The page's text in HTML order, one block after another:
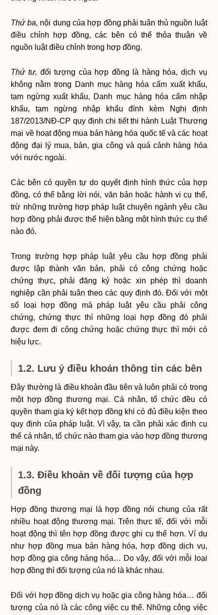
Thứ ba, nội dung của hợp đồng phải tuân thủ nguồn luật
điều chỉnh hợp đồng, các bên có thể thỏa thuận về
nguồn luật điều chỉnh trong hợp đồng.
Thứ tư, đối tượng của hợp đồng là hàng hóa, dịch vụ
không nằm trong Danh mục hàng hóa cấm xuất khẩu,
tạm ngừng xuất khẩu, Danh mục hàng hóa cấm nhập
khẩu, tạm ngừng nhập khẩu đính kèm Nghị định
187/2013/NĐ-CP quy định chi tiết thi hành Luật Thương
mại về hoạt động mua bán hàng hóa quốc tế và các hoạt
động đại lý mua, bán, gia công và quá cảnh hàng hóa
với nước ngoài.
Các bên có quyền tự do quyết định hình thức của hợp
đồng, có thể bằng lời nói, văn bản hoặc hành vi cụ thể,
trừ những trường hợp pháp luật chuyên ngành yêu cầu
hợp đồng phải được thể hiện bằng một hình thức cụ thể
nào đó.
Trong trường hợp pháp luật yêu cầu hợp đồng phải
được lập thành văn bản, phải có công chứng hoặc
chứng thực, phải đăng ký hoặc xin phép thì doanh
nghiệp cần phải tuân theo các quy định đó. Đối với một
số loại hợp đồng mà pháp luật yêu cầu phải công
chứng, chứng thực thì những loại hợp đồng đó phải
được đem đi công chứng hoặc chứng thực thì mới có
hiệu lực.
1.2. Lưu ý điều khoản thông tin các bên
Đây thường là điều khoản đầu tiên và luôn phải có trong
một hợp đồng thương mại. Cá nhân, tổ chức đều có
quyền tham gia ký kết hợp đồng khi có đủ điều kiện theo
quy định của pháp luật. Vì vậy, ta cần phải xác định cụ
thể cá nhân, tổ chức nào tham gia vào hợp đồng thương
mại này.
1.3. Điều khoản về đối tượng của hợp
đồng
Hợp đồng thương mại là hợp đồng nói chung của rất
nhiều hoạt động thương mại. Trên thực tế, đối với mỗi
hoạt động thì tên hợp đồng được ghi cụ thể hơn. Ví dụ
như hợp đồng mua bán hàng hóa, hợp đồng dịch vụ,
hợp đồng gia công hàng hóa… Do vậy, đối với mỗi loại
hợp đồng thì đối tượng của nó là khác nhau.
Đối với hợp đồng dịch vụ hoặc gia công hàng hóa… đối
tượng của nó là các công việc cụ thể. Những công việc